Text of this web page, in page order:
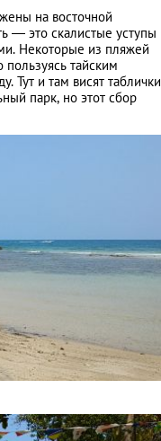
на восточной
― это скалистые уступы
Некоторые из пляжей
пользуясь тайским
Тут и там висят таблички
парк, но этот сбор